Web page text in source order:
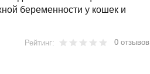
беременности у кошек и
Рейтинг: 0 отзывов